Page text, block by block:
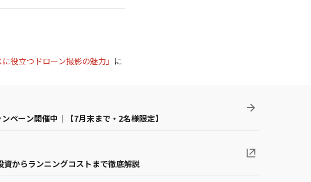
役立つドローン撮影の魅力」 に
ペーン開催中｜【7月末まで・2名様限定】
資からランニングコストまで徹底解説